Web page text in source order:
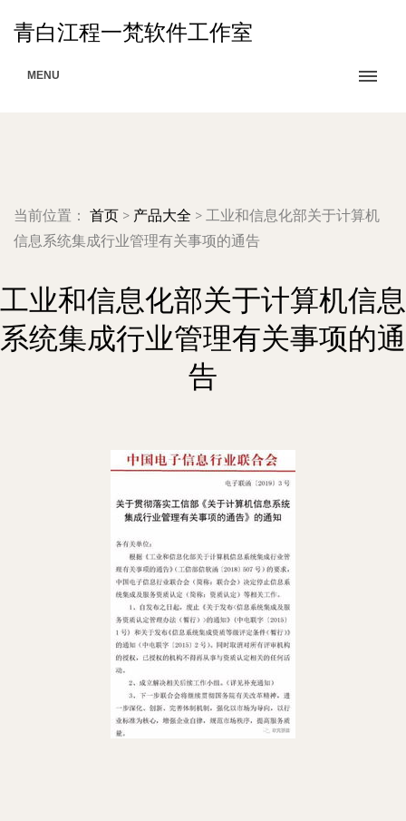
青白江程一梵软件工作室
MENU
当前位置： 首页 > 产品大全 > 工业和信息化部关于计算机
信息系统集成行业管理有关事项的通告
工业和信息化部关于计算机信息
系统集成行业管理有关事项的通
告